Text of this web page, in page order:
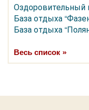
Оздоровительный
База отдыха
База отдыха
Весь список »